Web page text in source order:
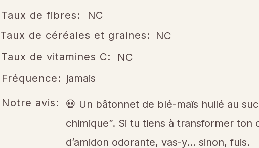
Taux de fibres:
NC
NC
Taux de céréales et graines:
Taux de vitamines C:
NC
jamais
💀 Un bâtonnet de blé-maïs huilé au
chimique”. Si tu tiens à transformer ton
d’amidon odorante, vas-y… sinon, fuis.
Fréquence:
Notre avis: